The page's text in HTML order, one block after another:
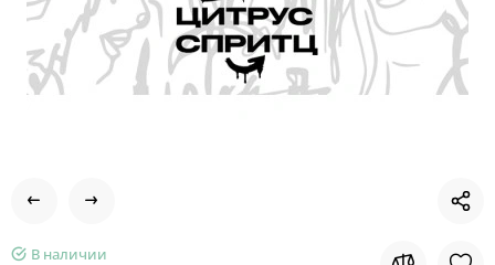
В наличии